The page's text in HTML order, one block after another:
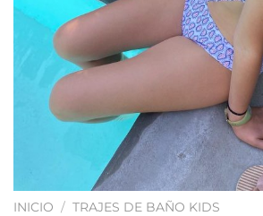
INICIO / TRAJES DE BAÑO KIDS